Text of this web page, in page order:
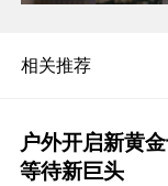
相关推荐
户外开启新黄
等待新巨头